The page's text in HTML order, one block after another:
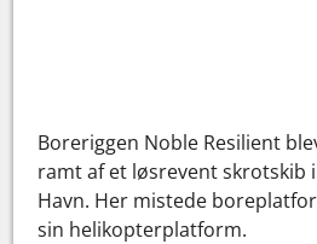
Boreriggen Noble Resilient
ramt af et løsrevent skrotskib
Havn. Her mistede
sin helikopterplatform.